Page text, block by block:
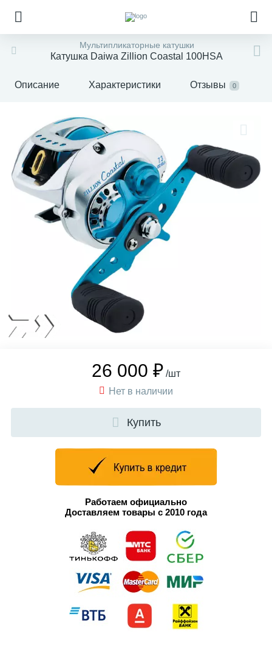
Мультипликаторные катушки
Катушка Daiwa Zillion Coastal 100HSA
Описание Характеристики Отзывы 0
26 000 ₽ /шт
Нет в наличии
Купить
Работаем официально
Доставляем товары с 2010 года